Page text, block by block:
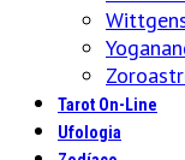
Tarot On-Line
Ufologia